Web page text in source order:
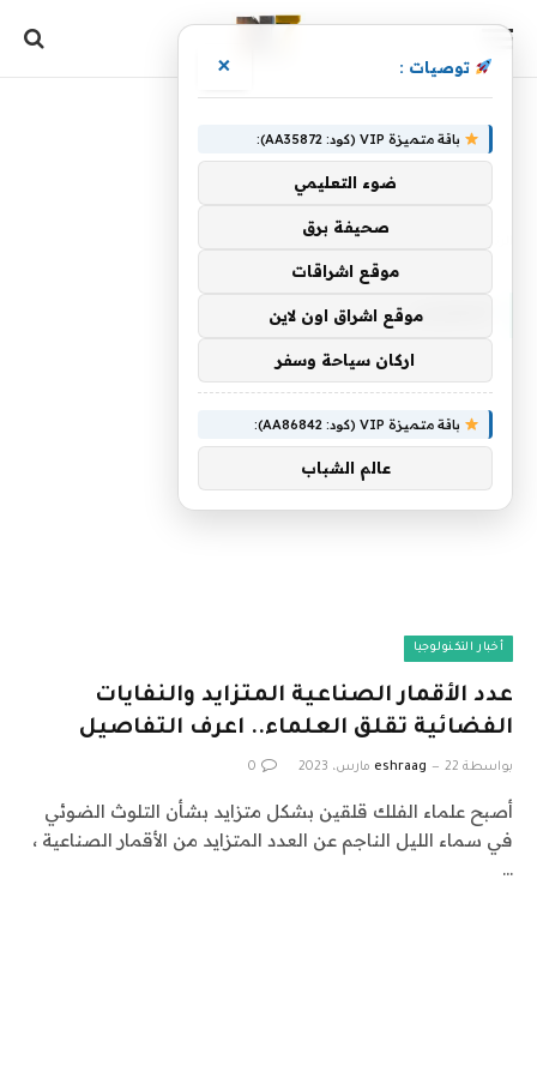
المتزايد
أخبار التكنولوجيا
عدد الأقمار الصناعية المتزايد والنفايات
الفضائية تقلق العلماء.. اعرف التفاصيل
بواسطة eshraag 22 مارس، 2023 0
أصبح علماء الفلك قلقين بشكل متزايد بشأن التلوث الضوئي
في سماء الليل الناجم عن العدد المتزايد من الأقمار الصناعية ،
…
توصيات : ×
باقة متميزة VIP (كود: AA35872):
ضوء التعليمي
صحيفة برق
موقع اشراقات
موقع اشراق اون لاين
اركان سياحة وسفر
باقة متميزة VIP (كود: AA86842):
عالم الشباب